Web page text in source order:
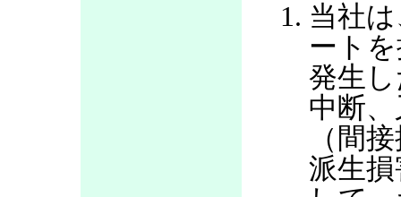
当社
ート
発生
中断
（間
派生